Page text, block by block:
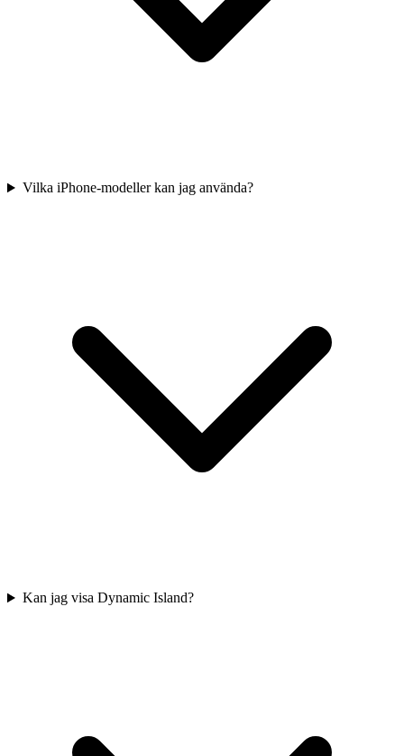
Vilka iPhone-modeller kan jag använda?
Kan jag visa Dynamic Island?